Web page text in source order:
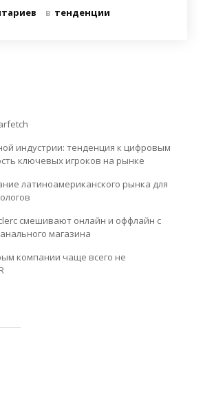
в тенденции
индустрии: тенденция к цифровым
ключевых игроков на рынке
латиноамериканского рынка для
смешивают онлайн и оффлайн с
магазина
компании чаще всего не